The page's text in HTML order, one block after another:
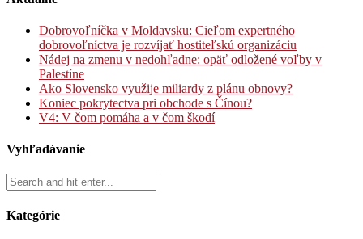
Dobrovoľníčka v Moldavsku: Cieľom expertného
dobrovoľníctva je rozvíjať hostiteľskú organizáciu
Nádej na zmenu v nedohľadne: opäť odložené voľby v
Palestíne
Ako Slovensko využije miliardy z plánu obnovy?
Koniec pokrytectva pri obchode s Čínou?
V4: V čom pomáha a v čom škodí
Vyhľadávanie
Kategórie